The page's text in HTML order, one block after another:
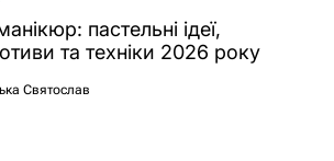
пастельні ідеї,
та техніки 2026 року
Святослав